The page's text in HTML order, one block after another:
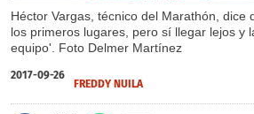
Héctor Vargas, técnico del Marathón, dice
los primeros lugares, pero sí llegar lejos y
equipo'. Foto Delmer Martínez
2017-09-26
FREDDY NUILA